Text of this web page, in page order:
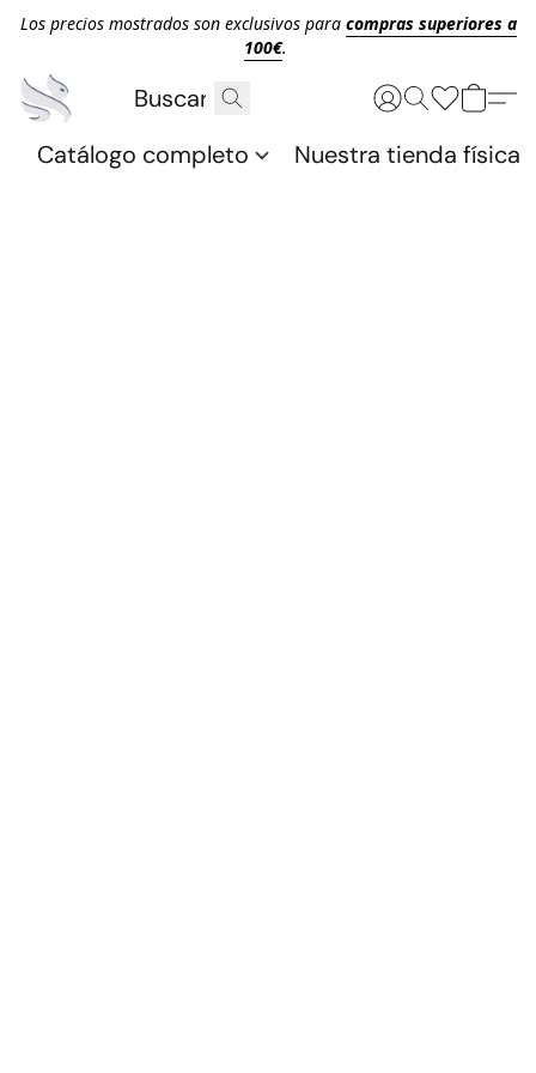
Los precios mostrados son exclusivos para compras superiores a
100€.
Catálogo completo Nuestra tienda física